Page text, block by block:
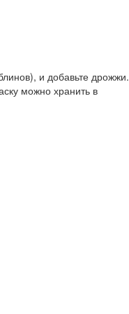
и добавьте дрожжи.
можно хранить в